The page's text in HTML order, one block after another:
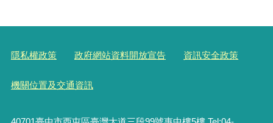
隱私權政策 政府網站資料開放宣告 資訊安全政策
機關位置及交通資訊